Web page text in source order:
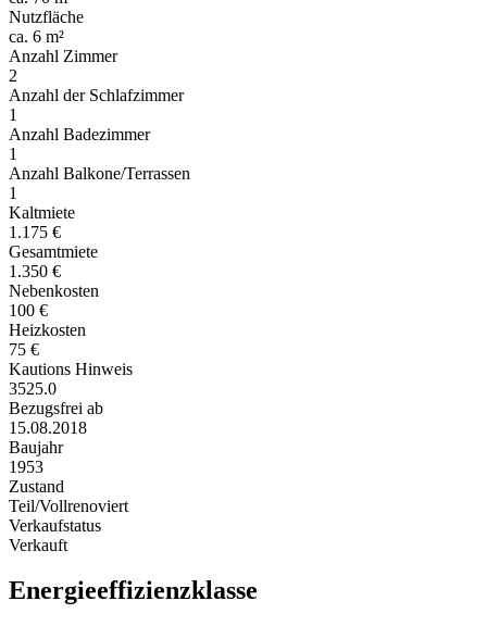
Nutzfläche
ca. 6 m²
Anzahl Zimmer
2
Anzahl der Schlafzimmer
1
Anzahl Badezimmer
1
Anzahl Balkone/Terrassen
1
Kaltmiete
1.175 €
Gesamtmiete
1.350 €
Nebenkosten
100 €
Heizkosten
75 €
Kautions Hinweis
3525.0
Bezugsfrei ab
15.08.2018
Baujahr
1953
Zustand
Teil/Vollrenoviert
Verkaufstatus
Verkauft
Energieeffizienzklasse